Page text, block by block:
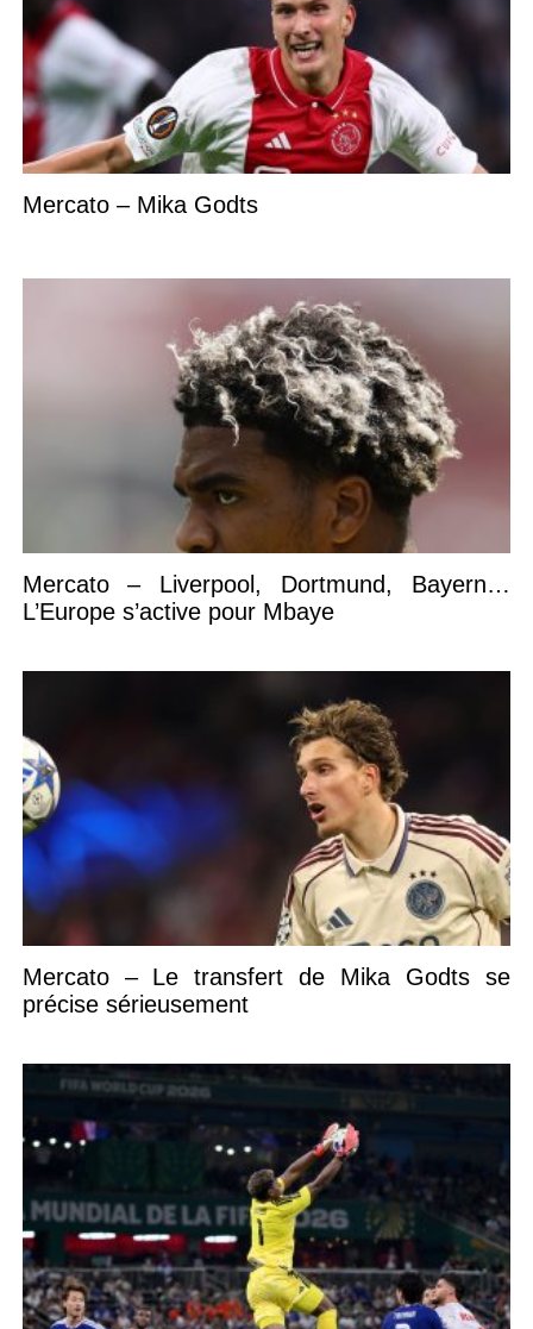
Mercato – Mika Godts
Mercato – Liverpool, Dortmund, Bayern…
L’Europe s’active pour Mbaye
Mercato – Le transfert de Mika Godts se
précise sérieusement